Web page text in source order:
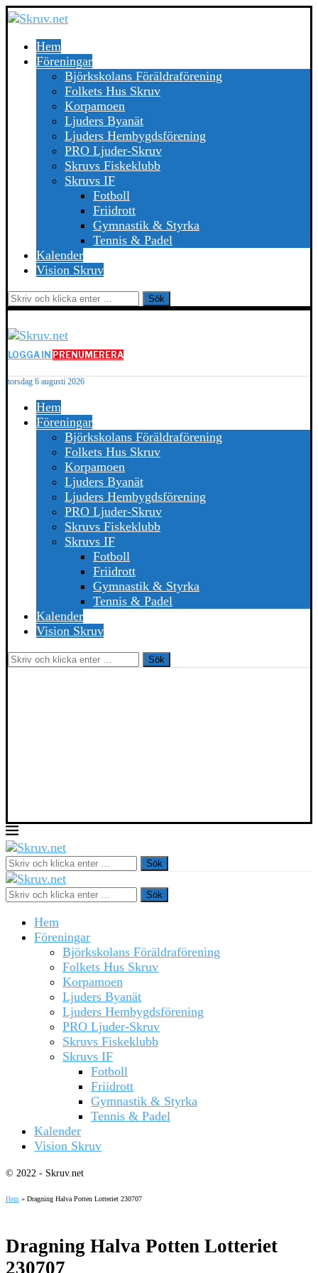
Hem
Föreningar
Björkskolans Föräldraförening
Folkets Hus Skruv
Korpamoen
Ljuders Byanät
Ljuders Hembygdsförening
PRO Ljuder-Skruv
Skruvs Fiskeklubb
Skruvs IF
Fotboll
Friidrott
Gymnastik & Styrka
Tennis & Padel
Kalender
Vision Skruv
Sök
LOGGA IN PRENUMERERA
torsdag 6 augusti 2026
Hem
Föreningar
Björkskolans Föräldraförening
Folkets Hus Skruv
Korpamoen
Ljuders Byanät
Ljuders Hembygdsförening
PRO Ljuder-Skruv
Skruvs Fiskeklubb
Skruvs IF
Fotboll
Friidrott
Gymnastik & Styrka
Tennis & Padel
Kalender
Vision Skruv
Sök
Sök
Sök
Hem
Föreningar
Björkskolans Föräldraförening
Folkets Hus Skruv
Korpamoen
Ljuders Byanät
Ljuders Hembygdsförening
PRO Ljuder-Skruv
Skruvs Fiskeklubb
Skruvs IF
Fotboll
Friidrott
Gymnastik & Styrka
Tennis & Padel
Kalender
Vision Skruv
© 2022 - Skruv.net
Hem » Dragning Halva Potten Lotteriet 230707
Dragning Halva Potten Lotteriet
230707